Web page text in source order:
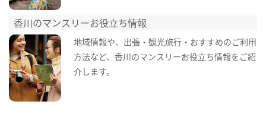
香川のマンスリーお役立ち情報
地域情報や、出張・観光旅行・おすすめのご利用
方法など、香川のマンスリーお役立ち情報をご紹
介します。